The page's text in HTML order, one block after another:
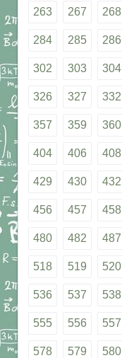
263 267 268
284 285 286
302 303 304
326 327 332
357 359 360
404 406 408
429 430 432
456 457 458
480 482 487
518 519 520
536 537 538
555 556 557
578 579 580